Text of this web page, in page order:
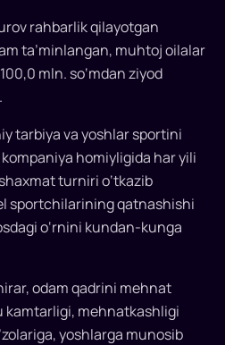
rahbarlik qilayotgan
ta’minlangan, muhtoj oilalar
mln. so‘mdan ziyod
tarbiya va yoshlar sportini
homiyligida har yili
shaxmat turniri o‘tkazib
sportchilarining qatnashishi
o‘rnini kundan-kunga
odam qadrini mehnat
kamtarligi, mehnatkashligi
yoshlarga munosib